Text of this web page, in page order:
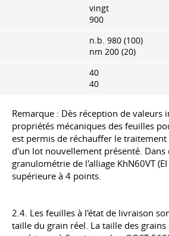
vingt
900
n.b. 980 (100)
nm 200 (20)
40
40
Remarque : Dès réception de valeurs
propriétés mécaniques des feuilles
est permis de réchauffer le
d'un lot nouvellement présenté. Dans
granulométrie de l'alliage KhN60VT
supérieure à 4 points.
2.4. Les feuilles à l'état de livraison
taille du grain réel. La taille des